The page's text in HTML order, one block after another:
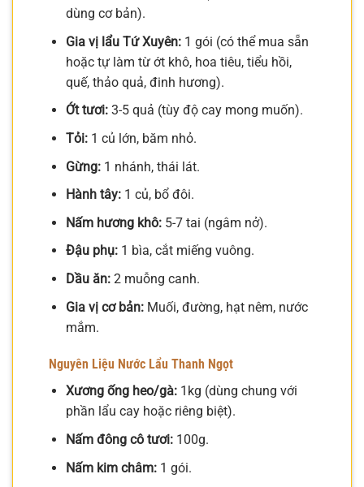
dùng cơ bản).
Gia vị lẩu Tứ Xuyên:1 gói (có thể mua sẵn
hoặc tự làm từ ớt khô, hoa tiêu, tiểu hồi,
quế, thảo quả, đinh hương).
Ớt tươi:3-5 quả (tùy độ cay mong muốn).
Tỏi:1 củ lớn, băm nhỏ.
Gừng:1 nhánh, thái lát.
Hành tây:1 củ, bổ đôi.
Nấm hương khô:5-7 tai (ngâm nở).
Đậu phụ:1 bìa, cắt miếng vuông.
Dầu ăn:2 muỗng canh.
Gia vị cơ bản:Muối, đường, hạt nêm, nước
mắm.
Nguyên Liệu Nước Lẩu Thanh Ngọt
Xương ống heo/gà:1kg (dùng chung với
phần lẩu cay hoặc riêng biệt).
Nấm đông cô tươi:100g.
Nấm kim châm:1 gói.